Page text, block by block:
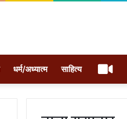
धर्म/अध्यात्म साहित्य वीडियो